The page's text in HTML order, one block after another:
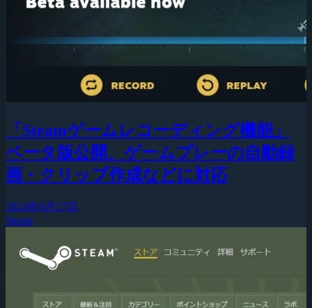
「Steamゲームレコーディング機能」
ベータ版公開、ゲームプレーの自動録
画・クリップ作成などに対応
2024年6月27日
Steam